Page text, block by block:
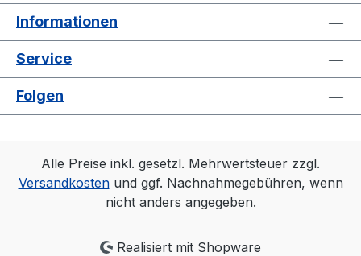
aus glattem Stoff und Innenfutter aus
Mesh sorgt für einen hohen Tragekomfort
Stoff #allrounder #Pflegehinweise:
Informationen
Service
Folgen
Alle Preise inkl. gesetzl. Mehrwertsteuer zzgl.
Versandkostenund ggf. Nachnahmegebühren, wenn
nicht anders angegeben.
Realisiert mit Shopware